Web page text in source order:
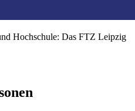
Hochschule: Das FTZ Leipzig